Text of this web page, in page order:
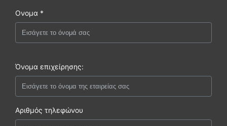
Ονομα *
Όνομα επιχείρησης:
Αριθμός τηλεφώνου